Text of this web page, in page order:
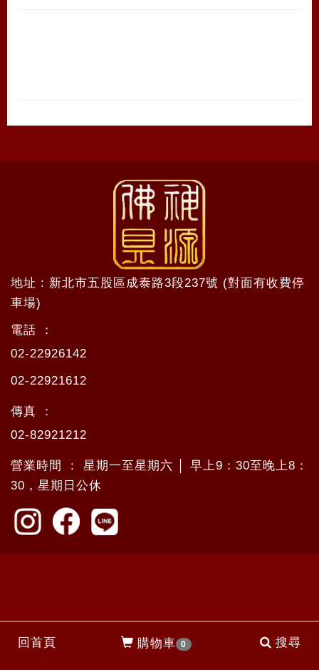
回首頁 購物車 0 搜尋
地址 : 新北市五股區成泰路3段237號 (對面有收費停
車場)
電話 ：
02-22926142
02-22921612
傳真 ：
02-82921212
營業時間 ： 星期一至星期六 │ 早上9：30至晚上8：
30，星期日公休